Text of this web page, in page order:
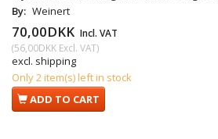
By: Weinert
70,00DKK Incl. VAT
(56,00DKK Excl. VAT)
excl. shipping
Only 2 item(s) left in stock
ADD TO CART